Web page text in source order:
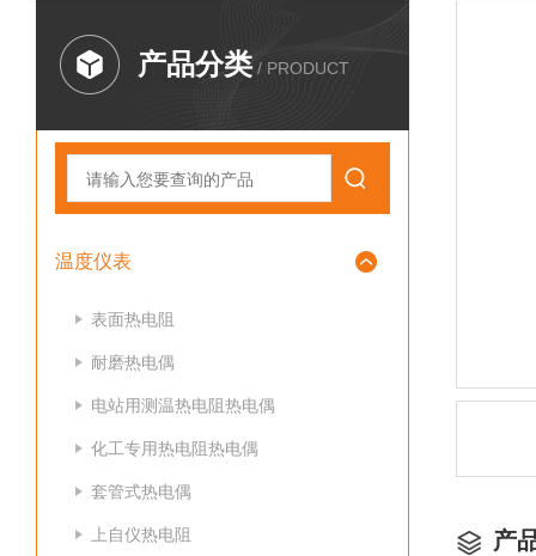
产品分类 / PRODUCT
温度仪表
表面热电阻
耐磨热电偶
电站用测温热电阻热电偶
化工专用热电阻热电偶
套管式热电偶
上自仪热电阻 产